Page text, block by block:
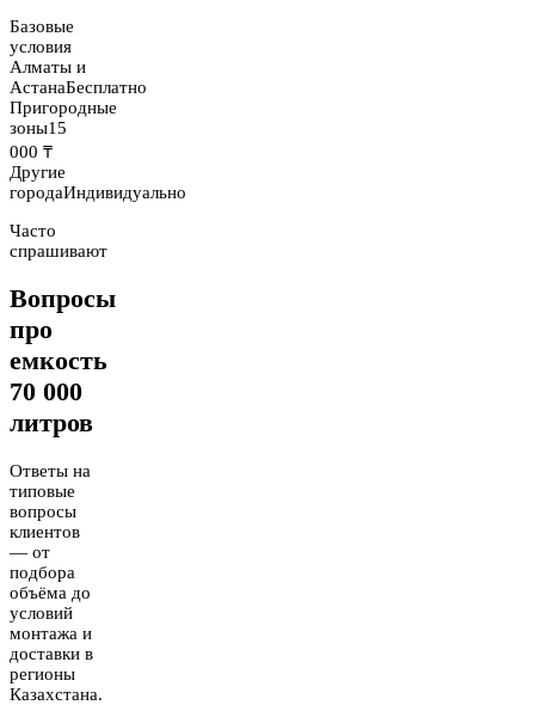
Базовые
условия
Алматы и
АстанаБесплатно
Пригородные
зоны15
000 ₸
Другие
городаИндивидуально
Часто
спрашивают
Вопросы
про
емкость
70 000
литров
Ответы на
типовые
вопросы
клиентов
— от
подбора
объёма до
условий
монтажа и
доставки в
регионы
Казахстана.